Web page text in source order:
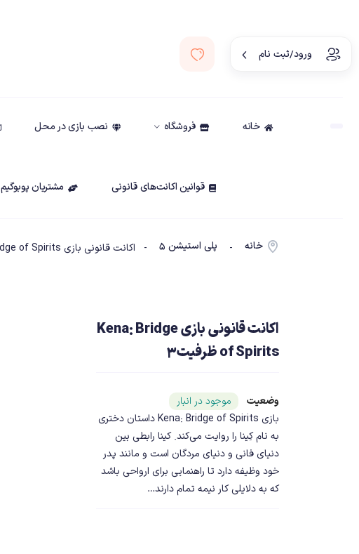
ورود/ثبت نام
خانه فروشگاه نصب بازی در محل
قوانین اکانت‌های قانونی مشتریان پوبوگیم
خانه - پلی استیشن ۵ - اکانت قانونی بازی Kena: Bridge of Spirits ظرفیت3
اکانت قانونی بازی Kena: Bridge
of Spirits ظرفیت3
وضعیت موجود در انبارشناسه محصول ۲۴۸۱۴
بازی Kena: Bridge of Spirits داستان دختری
به نام کِینا را روایت می‌کند. کینا رابطی بین
دنیای فانی و دنیای مردگان است و مانند پدر
خود وظیفه دارد تا راهنمایی برای ارواحی باشد
که به دلایلی کار نیمه تمام دارند…